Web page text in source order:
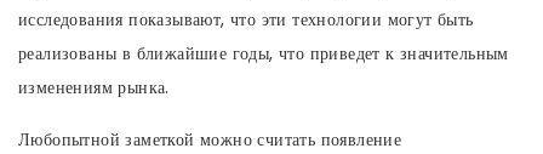
исследования показывают, что эти технологии могут быть
реализованы в ближайшие годы, что приведет к значительным
изменениям рынка.
Любопытной заметкой можно считать появление